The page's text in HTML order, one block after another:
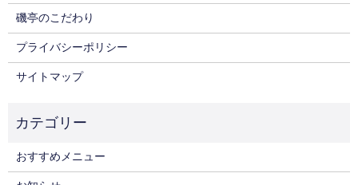
磯亭のこだわり
プライバシーポリシー
サイトマップ
おすすめメニュー